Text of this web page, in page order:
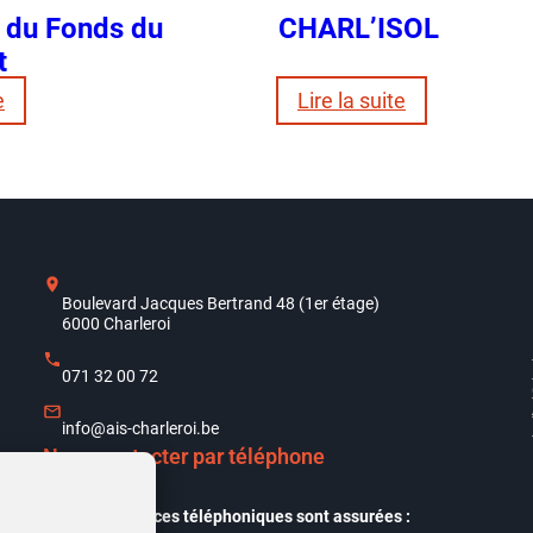
Fonds du
Les
Fonds
CHARL’ISOL
Lire la suite
CHARL’ISOL
Boulevard Jacques Bertrand 48 (1er étage)
6000 Charleroi
071 32 00 72
info@ais-charleroi.be
Nous contacter par téléphone
Nos permanences téléphoniques sont assurées :